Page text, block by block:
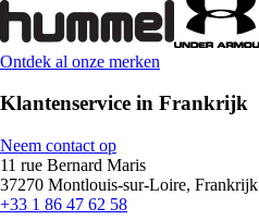
Ontdek al onze merken
Klantenservice in Frankrijk
Neem contact op
11 rue Bernard Maris
37270 Montlouis-sur-Loire, Frankrijk
+33 1 86 47 62 58